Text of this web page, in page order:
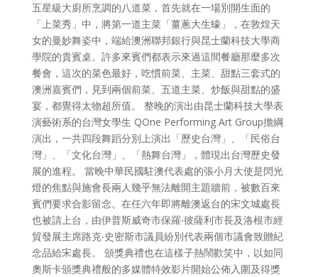
五星級大廚所烹調的八道菜，首先就在一場別開生面的
「上菜秀」中，將第一道主菜「薑蔥大生蠔」，在敦煌天
女的曼妙舞姿中，端給澳洲聯邦銀行與昆士蘭科技大學商
學院的貴賓桌。許多來賓們都表示來過這間餐廳那麼多次
餐會，這次的菜色最好，吃慣前菜、主菜、甜點三套式的
澳洲嘉賓們，見到兩個前菜、五道主菜、炒飯與甜點的盛
宴，都覺得太物超所值。 整晚的演出由昆士蘭科技大學表
演藝術系的台灣女學生 QOne Performing Art Group擔綱
演出，一共四段舞蹈分別上演出「歷史台灣」、「民俗台
灣」、「文化台灣」、「熱舞台灣」，體現出台灣歷史發
展的進程。 當晚中華民國駐澳代表處的張小月大使是閃光
燈的焦點與施會長兩人幾乎無法離開主題牆前，被數百來
賓們要求合影留念。在任六年即將離澳返台的宋文城處長
也被請上台，由伊普斯威奇市保羅‧彼薩利市長及洛根市經
貿發展主席路克‧史密斯市議員紛別代表兩個市議會致贈紀
念品給宋處長。 頒獎典禮也在這樣子熱鬧歡笑中，以如同
奧斯卡頒獎典禮般的多媒體特效影片開始公佈入圍及得獎